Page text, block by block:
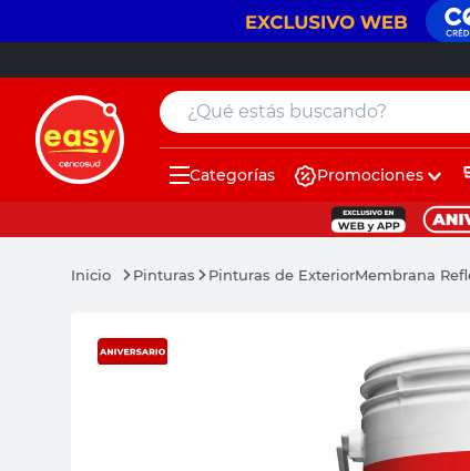
¿Qué estás buscando?
Categorías Promociones
Pinturas Pinturas de ExteriorMembrana
muebles